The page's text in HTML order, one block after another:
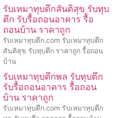
รับเหมาทุบตึกสันติสุข รับทุบ
ตึก รับรื้อถอนอาคาร รื้อ
ถอนบ้าน ราคาถูก
รับเหมาทุบตึก.com รับเหมาทุบตึก
สันติสุข รับทุบตึก ราคาถูก รื้อถอน
บ้าน
รับเหมาทุบตึกพล รับทุบตึก
รับรื้อถอนอาคาร รื้อถอน
บ้าน ราคาถูก
รับเหมาทุบตึก.com รับเหมาทุบตึก